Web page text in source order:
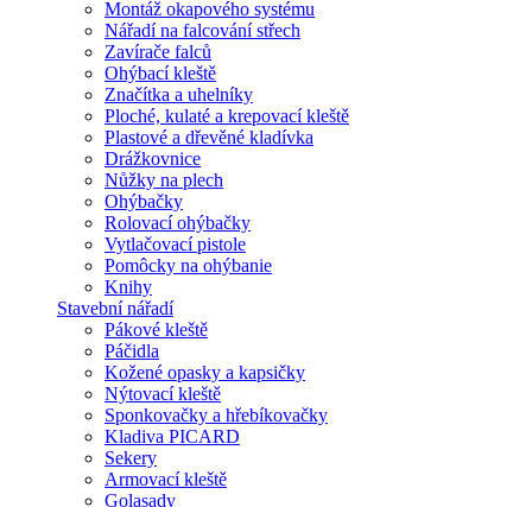
Montáž okapového systému
Nářadí na falcování střech
Zavírače falců
Ohýbací kleště
Značítka a uhelníky
Ploché, kulaté a krepovací kleště
Plastové a dřevěné kladívka
Drážkovnice
Nůžky na plech
Ohýbačky
Rolovací ohýbačky
Vytlačovací pistole
Pomôcky na ohýbanie
Knihy
Stavební nářadí
Pákové kleště
Páčidla
Kožené opasky a kapsičky
Nýtovací kleště
Sponkovačky a hřebíkovačky
Kladiva PICARD
Sekery
Armovací kleště
Golasady